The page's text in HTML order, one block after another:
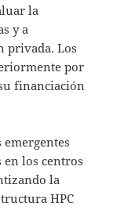
la
y a
privada. Los
por
financiación
los centros
la
HPC